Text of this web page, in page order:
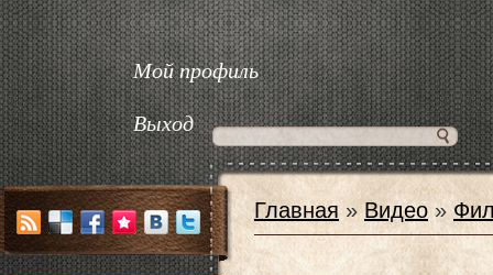
Мой профиль
Выход
Главная »Видео »